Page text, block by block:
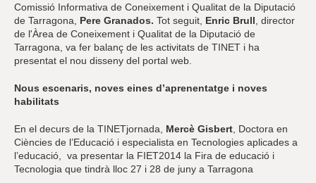
Comissió Informativa de Coneixement i Qualitat de la Diputació
de Tarragona, Pere Granados. Tot seguit, Enric Brull , director
de l'Àrea de Coneixement i Qualitat de la Diputació de
Tarragona, va fer balanç de les activitats de TINET i ha
presentat el nou disseny del portal web.
Nous escenaris, noves eines d’aprenentatge i noves
habilitats
En el decurs de la TINETjornada, Mercè Gisbert , Doctora en
Ciències de l’Educació i especialista en Tecnologies aplicades a
l’educació, va presentar la FIET2014 la Fira de educació i
Tecnologia que tindrà lloc 27 i 28 de juny a Tarragona